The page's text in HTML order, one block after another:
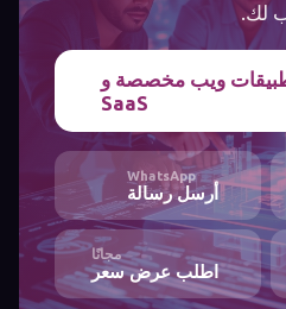
لك.
ويب مخصصة و
SaaS
WhatsApp
أرسل رسالة
مجانًا
اطلب عرض سعر